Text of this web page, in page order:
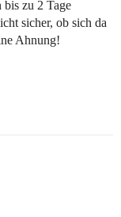
bis zu 2 Tage
sicher, ob sich da
Ahnung!